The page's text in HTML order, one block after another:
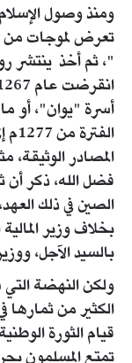
تعرض لموجات من
"، ثم أخذ ينتشر
أسرة "يوان"، أو
المصادر
فضل الله، ذكر أن
الصين في ذلك
بخلاف وزير
بالسيد الآجل،
ولكن النهضة التي
الكثير من ثمارها